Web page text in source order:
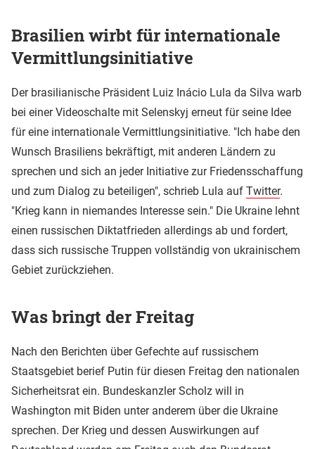
Brasilien wirbt für internationale
Vermittlungsinitiative
Der brasilianische Präsident Luiz Inácio Lula da Silva warb
bei einer Videoschalte mit Selenskyj erneut für seine Idee
für eine internationale Vermittlungsinitiative. "Ich habe den
Wunsch Brasiliens bekräftigt, mit anderen Ländern zu
sprechen und sich an jeder Initiative zur Friedensschaffung
und zum Dialog zu beteiligen", schrieb Lula auf Twitter.
"Krieg kann in niemandes Interesse sein." Die Ukraine lehnt
einen russischen Diktatfrieden allerdings ab und fordert,
dass sich russische Truppen vollständig von ukrainischem
Gebiet zurückziehen.
Was bringt der Freitag
Nach den Berichten über Gefechte auf russischem
Staatsgebiet berief Putin für diesen Freitag den nationalen
Sicherheitsrat ein. Bundeskanzler Scholz will in
Washington mit Biden unter anderem über die Ukraine
sprechen. Der Krieg und dessen Auswirkungen auf